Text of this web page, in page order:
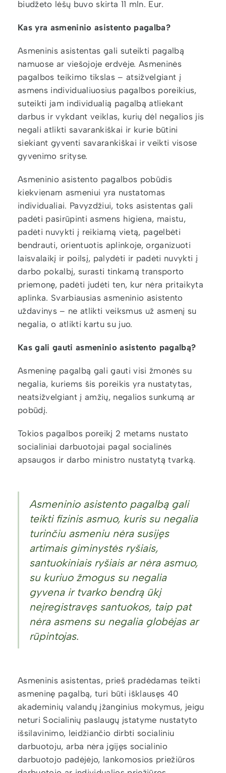
biudžeto lėšų buvo skirta 11 mln. Eur.
Kas yra asmeninio asistento pagalba?
Asmeninis asistentas gali suteikti pagalbą
namuose ar viešojoje erdvėje. Asmeninės
pagalbos teikimo tikslas – atsižvelgiant į
asmens individualiuosius pagalbos poreikius,
suteikti jam individualią pagalbą atliekant
darbus ir vykdant veiklas, kurių dėl negalios jis
negali atlikti savarankiškai ir kurie būtini
siekiant gyventi savarankiškai ir veikti visose
gyvenimo srityse.
Asmeninio asistento pagalbos pobūdis
kiekvienam asmeniui yra nustatomas
individualiai. Pavyzdžiui, toks asistentas gali
padėti pasirūpinti asmens higiena, maistu,
padėti nuvykti į reikiamą vietą, pagelbėti
bendrauti, orientuotis aplinkoje, organizuoti
laisvalaikį ir poilsį, palydėti ir padėti nuvykti į
darbo pokalbį, surasti tinkamą transporto
priemonę, padėti judėti ten, kur nėra pritaikyta
aplinka. Svarbiausias asmeninio asistento
uždavinys – ne atlikti veiksmus už asmenį su
negalia, o atlikti kartu su juo.
Kas gali gauti asmeninio asistento pagalbą?
Asmeninę pagalbą gali gauti visi žmonės su
negalia, kuriems šis poreikis yra nustatytas,
neatsižvelgiant į amžių, negalios sunkumą ar
pobūdį.
Tokios pagalbos poreikį 2 metams nustato
socialiniai darbuotojai pagal socialinės
apsaugos ir darbo ministro nustatytą tvarką.
Asmeninio asistento pagalbą gali
teikti fizinis asmuo, kuris su negalia
turinčiu asmeniu nėra susijęs
artimais giminystės ryšiais,
santuokiniais ryšiais ar nėra asmuo,
su kuriuo žmogus su negalia
gyvena ir tvarko bendrą ūkį
neįregistravęs santuokos, taip pat
nėra asmens su negalia globėjas ar
rūpintojas.
Asmeninis asistentas, prieš pradėdamas teikti
asmeninę pagalbą, turi būti išklausęs 40
akademinių valandų įžanginius mokymus, jeigu
neturi Socialinių paslaugų įstatyme nustatyto
išsilavinimo, leidžiančio dirbti socialiniu
darbuotoju, arba nėra įgijęs socialinio
darbuotojo padėjėjo, lankomosios priežiūros